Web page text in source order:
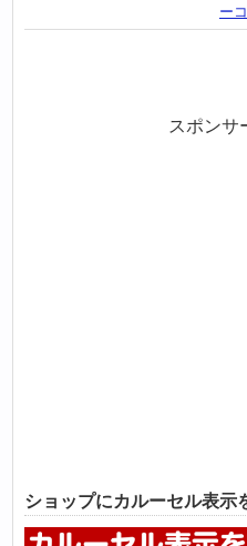
ー
スポンサ
ショップにカルーセル表示